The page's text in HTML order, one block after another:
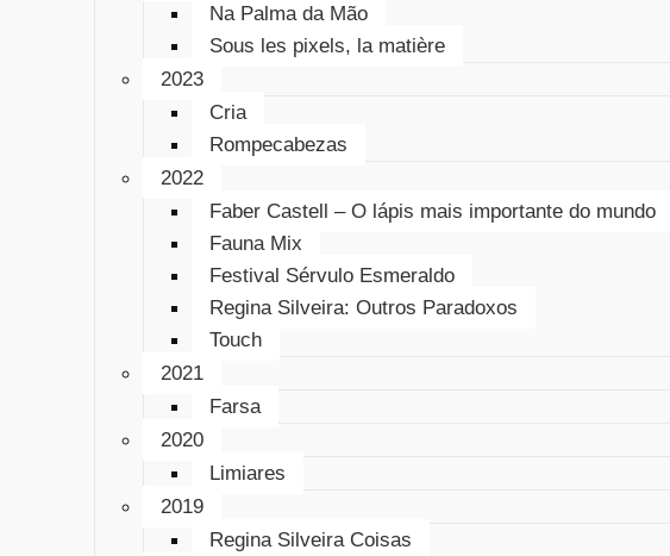
Na Palma da Mão
Sous les pixels, la matière
2023
Cria
Rompecabezas
2022
Faber Castell – O lápis mais importante do mundo
Fauna Mix
Festival Sérvulo Esmeraldo
Regina Silveira: Outros Paradoxos
Touch
2021
Farsa
2020
Limiares
2019
Regina Silveira Coisas